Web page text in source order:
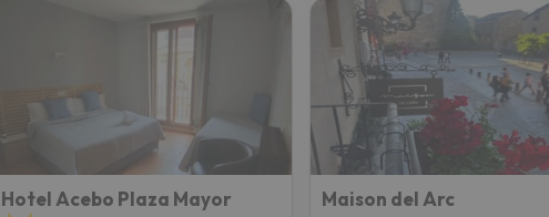
Hotel Acebo Plaza Mayor Maison del Arc